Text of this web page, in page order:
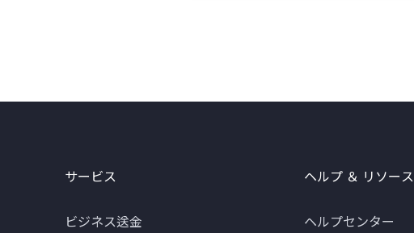
サービス
ビジネス送金
ヘルプ ＆ リソース
ヘルプセンター